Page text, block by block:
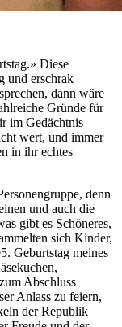
Diese
und erschrak
dann wäre
Gründe für
im Gedächtnis
wert, und immer
in ihr echtes
denn
und auch die
gibt es Schöneres,
sich Kinder,
Geburtstag meines
Abschluss
Anlass zu feiern,
der Republik